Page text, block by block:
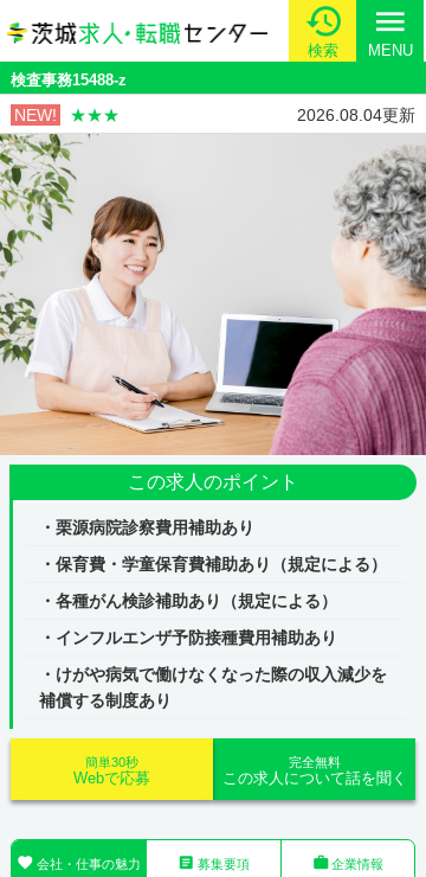
検索
menu
MENU
検査事務15488-z
NEW! ★★★ 2026.08.04更新
この求人のポイント
・栗源病院診察費用補助あり
・保育費・学童保育費補助あり（規定による）
・各種がん検診補助あり（規定による）
・インフルエンザ予防接種費用補助あり
・けがや病気で働けなくなった際の収入減少を
補償する制度あり
完全無料
この求人について話を聞く
簡単30秒
Webで応募
 会社・仕事の魅力  募集要項 企業情報